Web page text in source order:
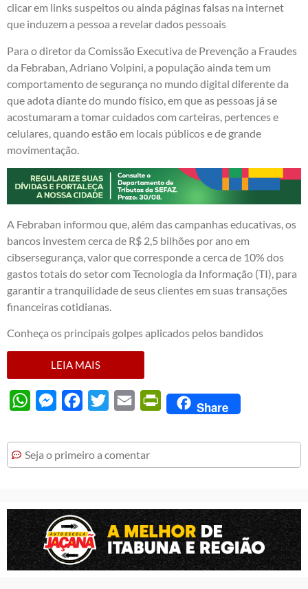
clicar em links suspeitos ou ainda páginas falsas na internet
que induzem a pessoa a revelar dados pessoais
Para o diretor da Comissão Executiva de Prevenção a Fraudes
da Febraban, Adriano Volpini, a população ainda tem um
comportamento de segurança no mundo digital diferente da
que adota diante do mundo físico, em que as pessoas já se
acostumaram a tomar cuidados com carteiras, pertences e
celulares, quando estão em locais públicos e de grande
movimentação.
A Febraban informou que, além das campanhas educativas, os
bancos investem cerca de R$ 2,5 bilhões por ano em
cibsersegurança, valor que corresponde a cerca de 10% dos
gastos totais do setor com Tecnologia da Informação (TI), para
garantir a tranquilidade de seus clientes em suas transações
financeiras cotidianas.
Conheça os principais golpes aplicados pelos bandidos
LEIA MAIS
WhatsAppMessengerFacebook
Twitter Email PrintFriendly
Share
Seja o primeiro a comentar